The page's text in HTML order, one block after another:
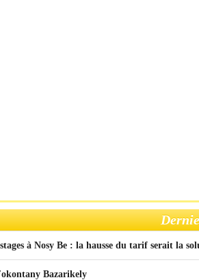
à Nosy Be : la hausse du tarif serait la
Bazarikely